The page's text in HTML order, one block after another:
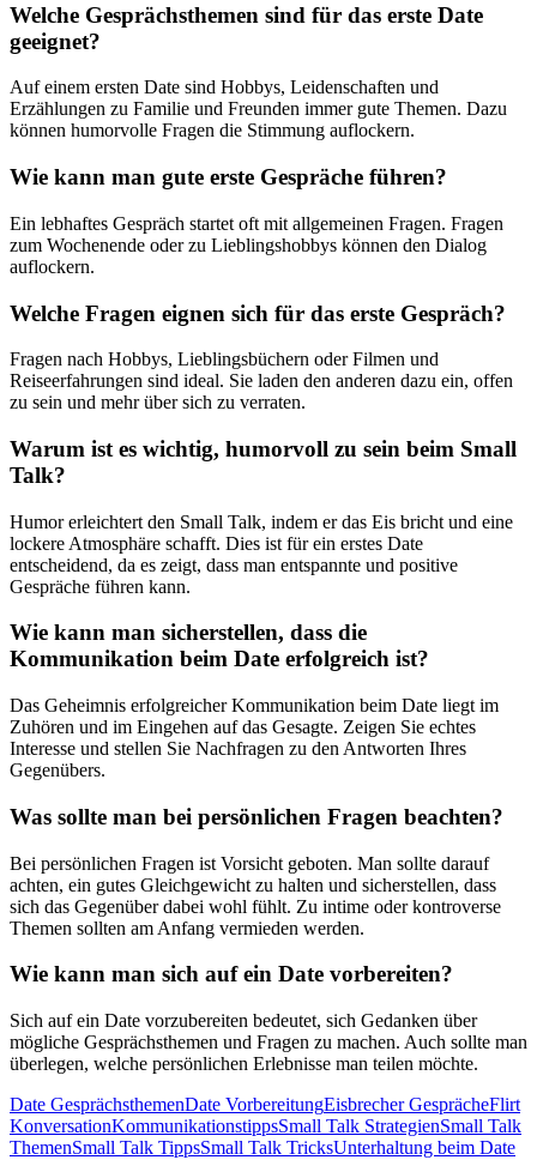
Welche Gesprächsthemen sind für das erste Date
geeignet?
Auf einem ersten Date sind Hobbys, Leidenschaften und
Erzählungen zu Familie und Freunden immer gute Themen. Dazu
können humorvolle Fragen die Stimmung auflockern.
Wie kann man gute erste Gespräche führen?
Ein lebhaftes Gespräch startet oft mit allgemeinen Fragen. Fragen
zum Wochenende oder zu Lieblingshobbys können den Dialog
auflockern.
Welche Fragen eignen sich für das erste Gespräch?
Fragen nach Hobbys, Lieblingsbüchern oder Filmen und
Reiseerfahrungen sind ideal. Sie laden den anderen dazu ein, offen
zu sein und mehr über sich zu verraten.
Warum ist es wichtig, humorvoll zu sein beim Small
Talk?
Humor erleichtert den Small Talk, indem er das Eis bricht und eine
lockere Atmosphäre schafft. Dies ist für ein erstes Date
entscheidend, da es zeigt, dass man entspannte und positive
Gespräche führen kann.
Wie kann man sicherstellen, dass die
Kommunikation beim Date erfolgreich ist?
Das Geheimnis erfolgreicher Kommunikation beim Date liegt im
Zuhören und im Eingehen auf das Gesagte. Zeigen Sie echtes
Interesse und stellen Sie Nachfragen zu den Antworten Ihres
Gegenübers.
Was sollte man bei persönlichen Fragen beachten?
Bei persönlichen Fragen ist Vorsicht geboten. Man sollte darauf
achten, ein gutes Gleichgewicht zu halten und sicherstellen, dass
sich das Gegenüber dabei wohl fühlt. Zu intime oder kontroverse
Themen sollten am Anfang vermieden werden.
Wie kann man sich auf ein Date vorbereiten?
Sich auf ein Date vorzubereiten bedeutet, sich Gedanken über
mögliche Gesprächsthemen und Fragen zu machen. Auch sollte man
überlegen, welche persönlichen Erlebnisse man teilen möchte.
Date GesprächsthemenDate VorbereitungEisbrecher GesprächeFlirt
KonversationKommunikationstippsSmall Talk StrategienSmall Talk
ThemenSmall Talk TippsSmall Talk TricksUnterhaltung beim Date